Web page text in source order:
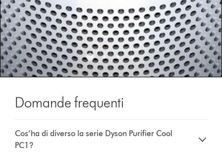
Domande frequenti
Cos’ha di diverso la serie Dyson Purifier Cool
PC1?